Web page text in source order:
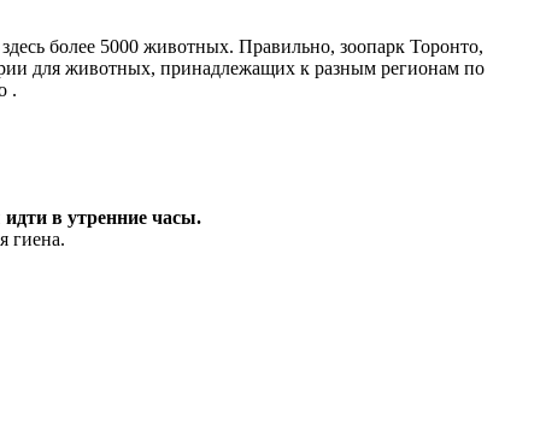
более 5000 животных. Правильно, зоопарк Торонто,
для животных, принадлежащих к разным регионам по
.
в утренние часы.
гиена.